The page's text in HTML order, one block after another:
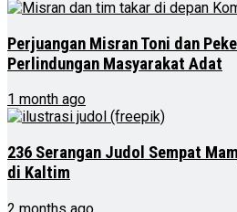
Perjuangan Misran Toni dan
Perlindungan Masyarakat Adat
1 month ago
236 Serangan Judol Sempat
di Kaltim